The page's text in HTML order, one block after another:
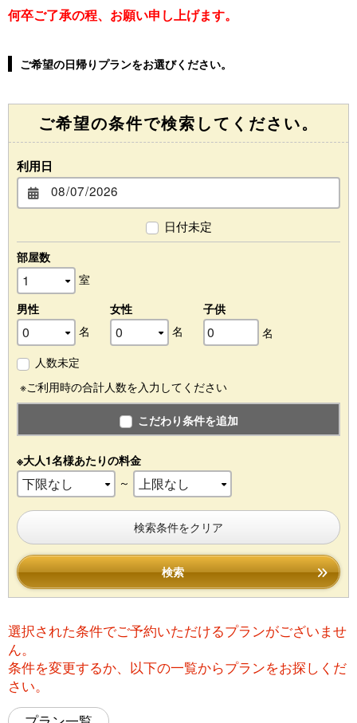
プライバシーポリシー・キャンセルポリシー
宿泊予約
お部屋タイプから予約
空室カレンダーから予約
ご予約の確認・キャンセル
何卒ご了承の程、お願い申し上げます。
ご希望の日帰りプランをお選びください。
ご希望の条件で検索してください。
利用日
日付未定
部屋数
室
男性
名
女性
名
子供
名
人数未定
※ご利用時の合計人数を入力してください
こだわり条件を追加
※大人1名様あたりの料金
～
検索条件をクリア
検索
選択された条件でご予約いただけるプランがございませ
ん。
条件を変更するか、以下の一覧からプランをお探しくだ
さい。